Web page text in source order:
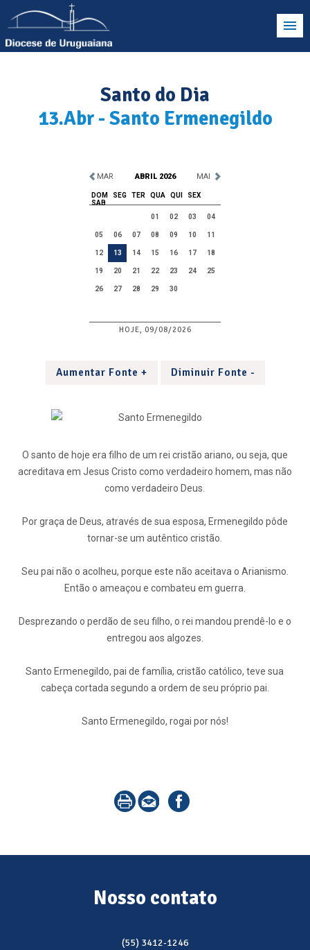
Santo do Dia
13.Abr - Santo Ermenegildo
MAR ABRIL 2026 MAI
DOM SEG TER QUA QUI
SEX
SAB
01
02 03 04
05 06 07 08 09 10 11
12 13 14 15 16 17 18
19 20 21 22 23 24 25
26 27 28 29 30
HOJE, 09/08/2026
Aumentar Fonte + Diminuir Fonte -
O santo de hoje era filho de um rei cristão ariano, ou seja, que
acreditava em Jesus Cristo como verdadeiro homem, mas não
como verdadeiro Deus.
Por graça de Deus, através de sua esposa, Ermenegildo pôde
tornar-se um autêntico cristão.
Seu pai não o acolheu, porque este não aceitava o Arianismo.
Então o ameaçou e combateu em guerra.
Desprezando o perdão de seu filho, o rei mandou prendê-lo e o
entregou aos algozes.
Santo Ermenegildo, pai de família, cristão católico, teve sua
cabeça cortada segundo a ordem de seu próprio pai.
Santo Ermenegildo, rogai por nós!
Nosso contato
(55) 3412-1246